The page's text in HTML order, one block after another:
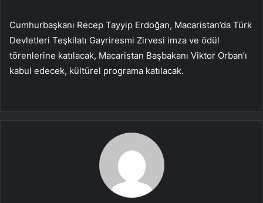
Cumhurbaşkanı Recep Tayyip Erdoğan, Macaristan’da Türk
Devletleri Teşkilatı Gayriresmi Zirvesi imza ve ödül
törenlerine katılacak, Macaristan Başbakanı Viktor Orban’ı
kabul edecek, kültürel programa katılacak.